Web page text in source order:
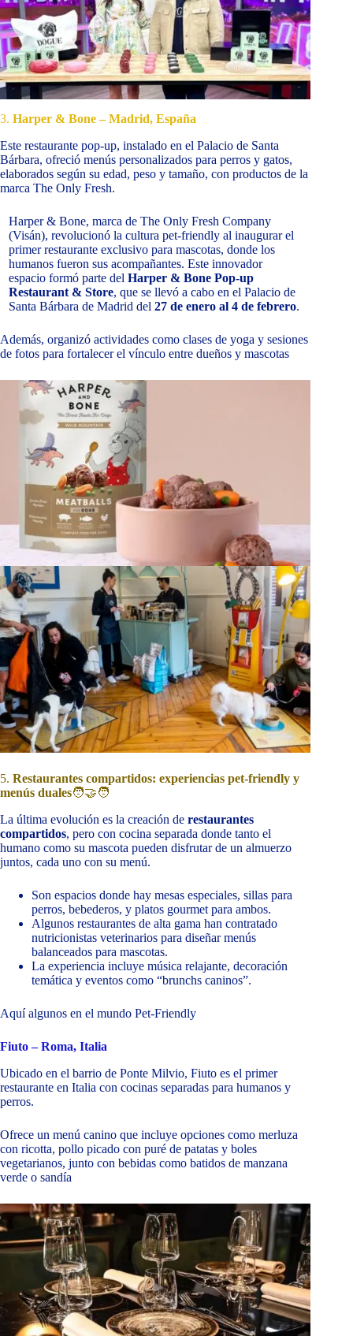
3. Harper & Bone – Madrid, España
Este restaurante pop-up, instalado en el Palacio de Santa
Bárbara, ofreció menús personalizados para perros y gatos,
elaborados según su edad, peso y tamaño, con productos de la
marca The Only Fresh.
Harper & Bone, marca de The Only Fresh Company
(Visán), revolucionó la cultura pet-friendly al inaugurar el
primer restaurante exclusivo para mascotas, donde los
humanos fueron sus acompañantes. Este innovador
espacio formó parte del Harper & Bone Pop-up
Restaurant & Store, que se llevó a cabo en el Palacio de
Santa Bárbara de Madrid del 27 de enero al 4 de febrero.
Además, organizó actividades como clases de yoga y sesiones
de fotos para fortalecer el vínculo entre dueños y mascotas
5. Restaurantes compartidos: experiencias pet-friendly y
menús duales🧑‍🤝‍🧑
La última evolución es la creación de restaurantes
compartidos, pero con cocina separada donde tanto el
humano como su mascota pueden disfrutar de un almuerzo
juntos, cada uno con su menú.
Son espacios donde hay mesas especiales, sillas para
perros, bebederos, y platos gourmet para ambos.
Algunos restaurantes de alta gama han contratado
nutricionistas veterinarios para diseñar menús
balanceados para mascotas.
La experiencia incluye música relajante, decoración
temática y eventos como “brunchs caninos”.
Aquí algunos en el mundo Pet-Friendly
Fiuto – Roma, Italia
Ubicado en el barrio de Ponte Milvio, Fiuto es el primer
restaurante en Italia con cocinas separadas para humanos y
perros.
Ofrece un menú canino que incluye opciones como merluza
con ricotta, pollo picado con puré de patatas y boles
vegetarianos, junto con bebidas como batidos de manzana
verde o sandía